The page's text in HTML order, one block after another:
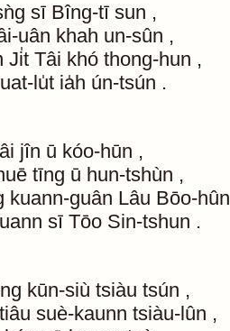
sī Bîng-tī sun ,
uân khah un-sûn ,
Ji̍t Tâi khó thong-hun ,
lu̍t ia̍h ún-tsún .
jîn ū kóo-hūn ,
tīng ū hun-tshùn ,
kuann-guân Lâu Bōo-hûn
sī Tōo Sin-tshun .
kūn-siù tsiàu tsún ,
suè-kaunn tsiàu-lûn ,